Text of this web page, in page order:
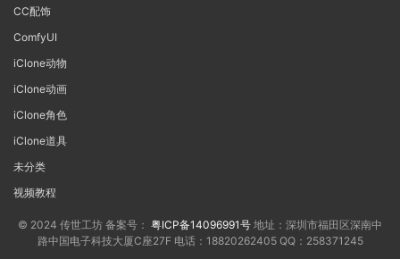
CC配饰
ComfyUI
iClone动物
iClone动画
iClone角色
iClone道具
未分类
视频教程
© 2024 传世工坊 备案号： 粤ICP备14096991号 地址：深圳市福田区深南中
路中国电子科技大厦C座27F 电话：18820262405 QQ：258371245